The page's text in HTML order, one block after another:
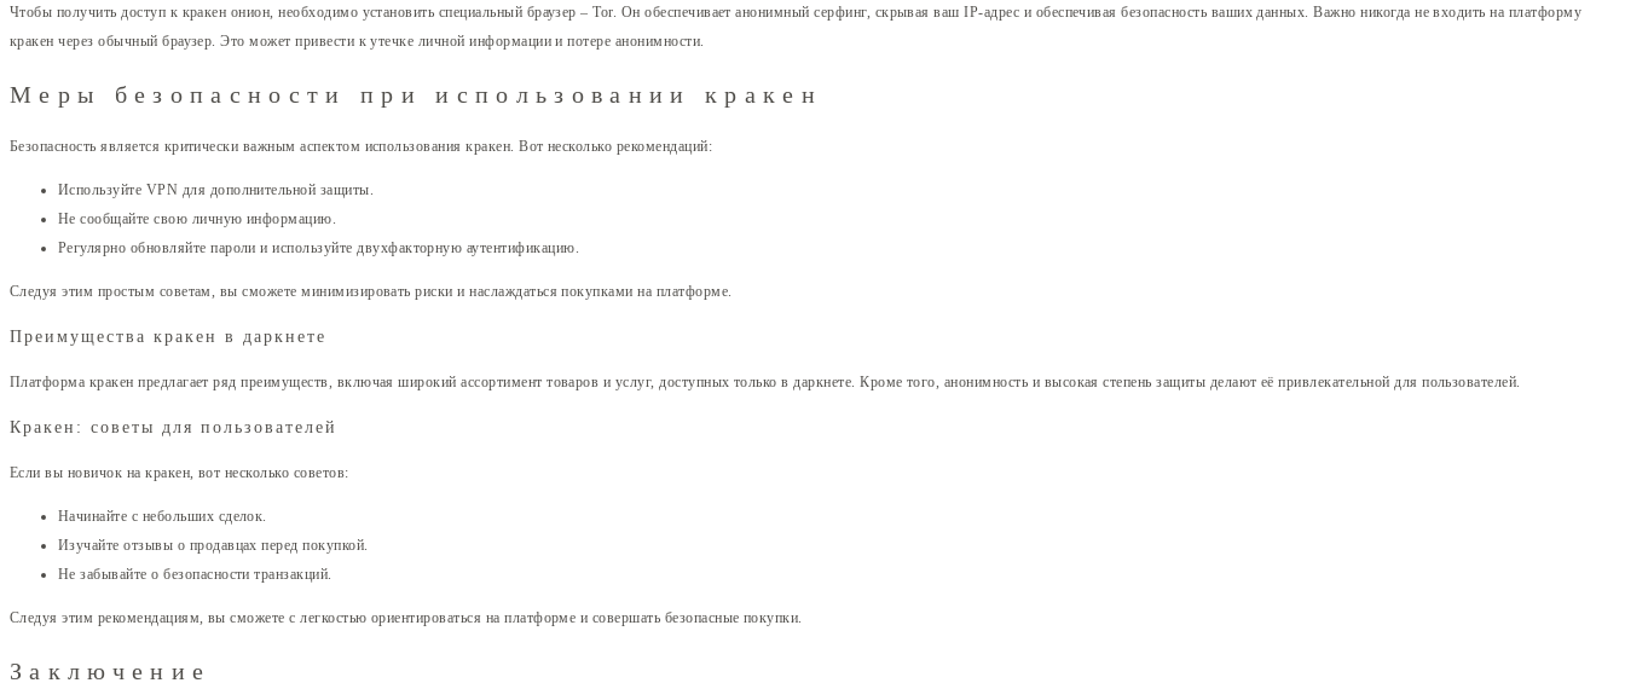
Чтобы получить доступ к кракен онион, необходимо установить специальный браузер – Tor. Он обеспечивает анонимный серфинг, скрывая ваш IP-адрес и обеспечивая безопасность ваших данных. Важно никогда не входить на платформу
кракен через обычный браузер. Это может привести к утечке личной информации и потере анонимности.
Меры безопасности при использовании кракен
Безопасность является критически важным аспектом использования кракен. Вот несколько рекомендаций:
Используйте VPN для дополнительной защиты.
Не сообщайте свою личную информацию.
Регулярно обновляйте пароли и используйте двухфакторную аутентификацию.
Следуя этим простым советам, вы сможете минимизировать риски и наслаждаться покупками на платформе.
Преимущества кракен в даркнете
Платформа кракен предлагает ряд преимуществ, включая широкий ассортимент товаров и услуг, доступных только в даркнете. Кроме того, анонимность и высокая степень защиты делают её привлекательной для пользователей.
Кракен: советы для пользователей
Если вы новичок на кракен, вот несколько советов:
Начинайте с небольших сделок.
Изучайте отзывы о продавцах перед покупкой.
Не забывайте о безопасности транзакций.
Следуя этим рекомендациям, вы сможете с легкостью ориентироваться на платформе и совершать безопасные покупки.
Заключение